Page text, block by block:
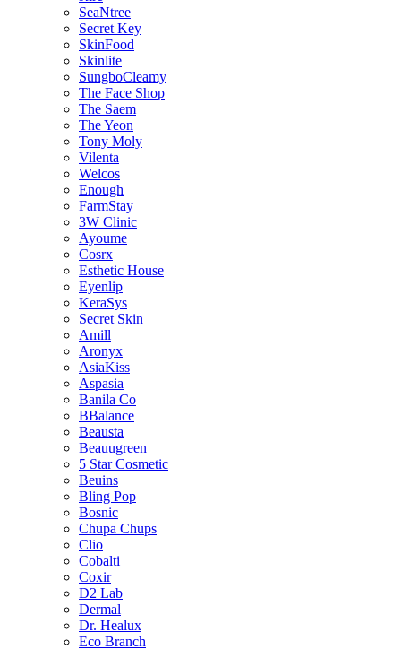
SeaNtree
Secret Key
SkinFood
Skinlite
SungboCleamy
The Face Shop
The Saem
The Yeon
Tony Moly
Vilenta
Welcos
Enough
FarmStay
3W Clinic
Ayoume
Cosrx
Esthetic House
Eyenlip
KeraSys
Secret Skin
Amill
Aronyx
AsiaKiss
Aspasia
Banila Co
BBalance
Beausta
Beauugreen
5 Star Cosmetic
Beuins
Bling Pop
Bosnic
Chupa Chups
Clio
Cobalti
Coxir
D2 Lab
Dermal
Dr. Healux
Eco Branch